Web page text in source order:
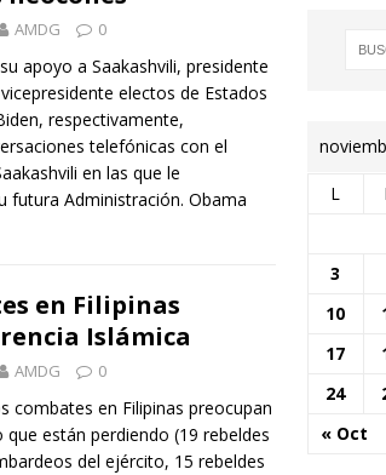
AMDG 0
apoyo a Saakashvili, presidente
electos de Estados
respectivamente,
telefónicas con el
en las que le
futura Administración. Obama
en Filipinas
Islámica
AMDG 0
combates en Filipinas preocupan
están perdiendo (19 rebeldes
del ejército, 15 rebeldes
L
« Oct
3
10
17
24